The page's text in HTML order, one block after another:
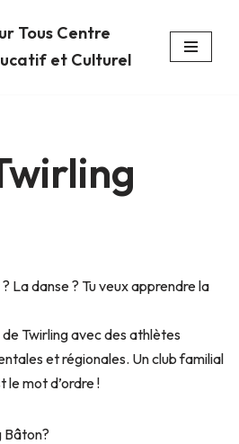
Tous Centre
et Culturel
La danse ? Tu veux apprendre la
Twirling avec des athlètes
et régionales. Un club familial
le mot d’ordre !
Bâton?